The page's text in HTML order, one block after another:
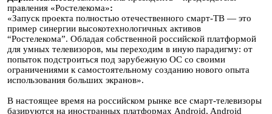
правления «Ростелекома»:
«Запуск проекта полностью отечественного смарт-ТВ — это
пример синергии высокотехнологичных активов
“Ростелекома”. Обладая собственной российской платформой
для умных телевизоров, мы переходим в иную парадигму: от
попыток подстроиться под зарубежную ОС со своими
ограничениями к самостоятельному созданию нового опыта
использования больших экранов».
В настоящее время на российском рынке все смарт-телевизоры
базируются на иностранных платформах Android, Android